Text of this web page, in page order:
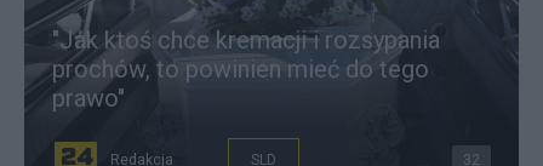
"Jak ktoś chce kremacji i rozsypania
prochów, to powinien mieć do tego
prawo"
Redakcja SLD 32